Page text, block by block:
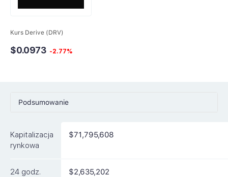
Kurs Derive (DRV)
$0.0973 -2.77%
Podsumowanie
Rynki
Kapitalizacja
rynkowa
$71,795,608
24 godz.
$2,635,202